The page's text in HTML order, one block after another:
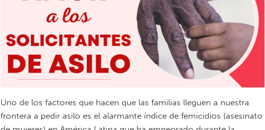
Uno de los factores que hacen que las familias lleguen a nuestra
frontera a pedir asilo es el alarmante índice de femicidios (asesinato